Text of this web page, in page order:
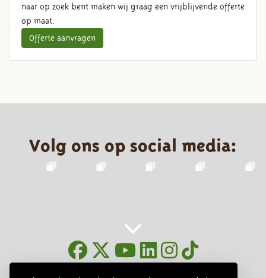
naar op zoek bent maken wij graag een vrijblijvende offerte
op maat.
Offerte aanvragen
Volg ons op social media: